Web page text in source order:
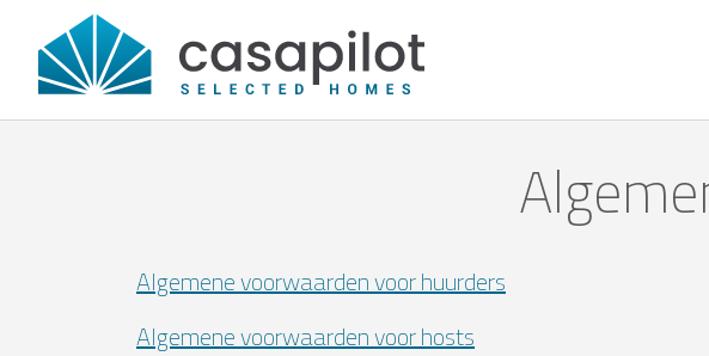
Algemene voorwaarden voor huurders
Algemene voorwaarden voor hosts